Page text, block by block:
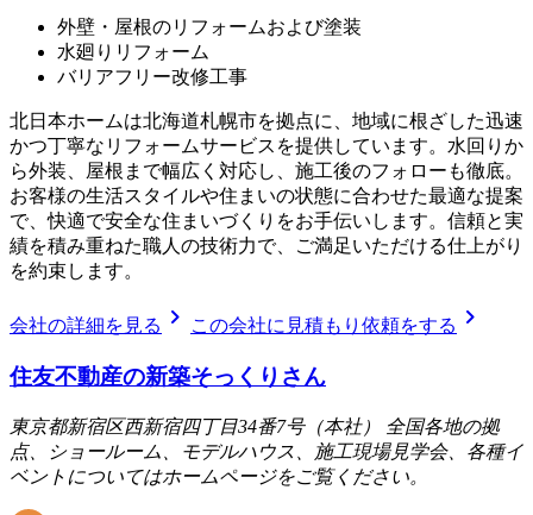
外壁・屋根のリフォームおよび塗装
水廻りリフォーム
バリアフリー改修工事
北日本ホームは北海道札幌市を拠点に、地域に根ざした迅速
かつ丁寧なリフォームサービスを提供しています。水回りか
ら外装、屋根まで幅広く対応し、施工後のフォローも徹底。
お客様の生活スタイルや住まいの状態に合わせた最適な提案
で、快適で安全な住まいづくりをお手伝いします。信頼と実
績を積み重ねた職人の技術力で、ご満足いただける仕上がり
を約束します。
会社の詳細を見る chevron_right この会社に見積もり依頼をする chevron_right
住友不動産の新築そっくりさん
東京都新宿区西新宿四丁目34番7号（本社） 全国各地の拠
点、ショールーム、モデルハウス、施工現場見学会、各種イ
ベントについてはホームページをご覧ください。